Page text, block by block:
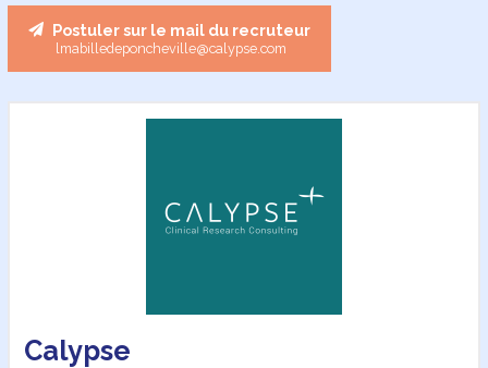
Postuler sur le mail du recruteur
lmabilledeponcheville@calypse.com
Calypse